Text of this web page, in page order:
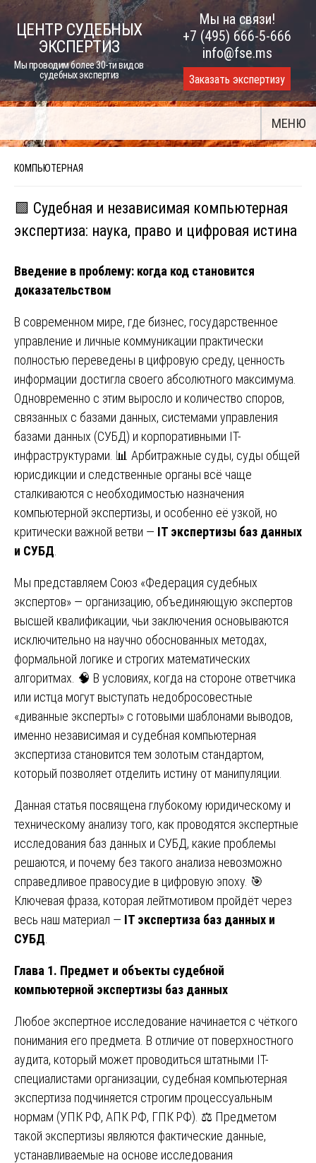
Skip
ЦЕНТР СУДЕБНЫХ
ЭКСПЕРТИЗ
Мы проводим более 30-ти видов
судебных экспертиз
Мы на связи!
+7 (495) 666-5-666
info@fse.ms
Заказать экспертизу
МЕНЮ
КОМПЬЮТЕРНАЯ
🟩 Судебная и независимая компьютерная
экспертиза: наука, право и цифровая истина
Введение в проблему: когда код становится
доказательством
В современном мире, где бизнес, государственное
управление и личные коммуникации практически
полностью переведены в цифровую среду, ценность
информации достигла своего абсолютного максимума.
Одновременно с этим выросло и количество споров,
связанных с базами данных, системами управления
базами данных (СУБД) и корпоративными IT-
инфраструктурами. 📊 Арбитражные суды, суды общей
юрисдикции и следственные органы всё чаще
сталкиваются с необходимостью назначения
компьютерной экспертизы, и особенно её узкой, но
критически важной ветви — IT экспертизы баз данных
и СУБД
Мы представляем Союз «Федерация судебных
экспертов» — организацию, объединяющую экспертов
высшей квалификации, чьи заключения основываются
исключительно на научно обоснованных методах,
формальной логике и строгих математических
алгоритмах. 🧠 В условиях, когда на стороне ответчика
или истца могут выступать недобросовестные
«диванные эксперты» с готовыми шаблонами выводов,
именно независимая и судебная компьютерная
экспертиза становится тем золотым стандартом,
который позволяет отделить истину от манипуляции.
Данная статья посвящена глубокому юридическому и
техническому анализу того, как проводятся экспертные
исследования баз данных и СУБД, какие проблемы
решаются, и почему без такого анализа невозможно
справедливое правосудие в цифровую эпоху. 🎯
Ключевая фраза, которая лейтмотивом пройдёт через
весь наш материал — IT экспертиза баз данных и
СУБД
Глава 1. Предмет и объекты судебной
компьютерной экспертизы баз данных
Любое экспертное исследование начинается с чёткого
понимания его предмета. В отличие от поверхностного
аудита, который может проводиться штатными IT-
специалистами организации, судебная компьютерная
экспертиза подчиняется строгим процессуальным
нормам (УПК РФ, АПК РФ, ГПК РФ). ⚖️ Предметом
такой экспертизы являются фактические данные,
устанавливаемые на основе исследования